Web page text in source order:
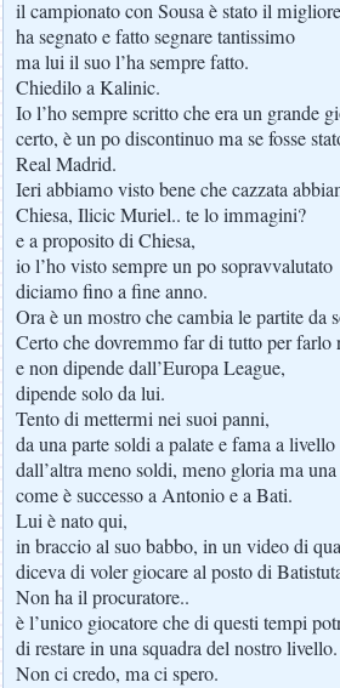
il campionato con Sousa è stato il
ha segnato e fatto segnare tantissimo
ma lui il suo l’ha sempre fatto.
Chiedilo a Kalinic.
Io l’ho sempre scritto che era un grande
certo, è un po discontinuo ma se fosse
Real Madrid.
Ieri abbiamo visto bene che cazzata
Chiesa, Ilicic Muriel.. te lo immagini?
e a proposito di Chiesa,
io l’ho visto sempre un po sopravvalutato
diciamo fino a fine anno.
Ora è un mostro che cambia le partite da
Certo che dovremmo far di tutto per farlo
e non dipende dall’Europa League,
dipende solo da lui.
Tento di mettermi nei suoi panni,
da una parte soldi a palate e fama a
dall’altra meno soldi, meno gloria ma
come è successo a Antonio e a Bati.
Lui è nato qui,
in braccio al suo babbo, in un video di
diceva di voler giocare al posto di
Non ha il procuratore..
è l’unico giocatore che di questi tempi
di restare in una squadra del nostro livello.
Non ci credo, ma ci spero.